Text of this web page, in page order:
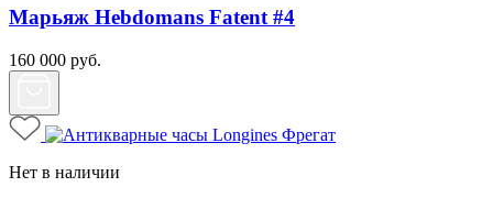
Марьяж Hebdomans Fatent #4
160 000 руб.
Нет в наличии